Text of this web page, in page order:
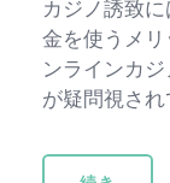
カジノ誘致
金を使うメ
ンラインカ
が疑問視され